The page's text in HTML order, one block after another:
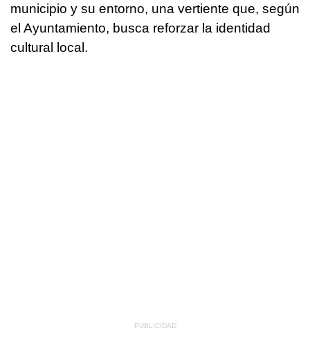
municipio y su entorno, una vertiente que, según
el Ayuntamiento, busca reforzar la identidad
cultural local.